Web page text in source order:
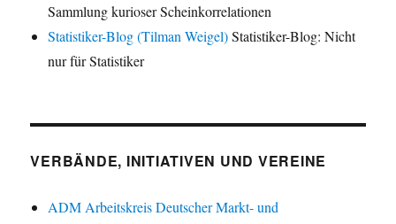
Sammlung kurioser Scheinkorrelationen
Statistiker-Blog (Tilman Weigel)Statistiker-Blog: Nicht
nur für Statistiker
VERBÄNDE, INITIATIVEN UND VEREINE
ADM Arbeitskreis Deutscher Markt- und